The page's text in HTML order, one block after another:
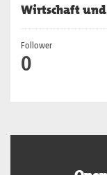
Wirtschaft
Follower
0